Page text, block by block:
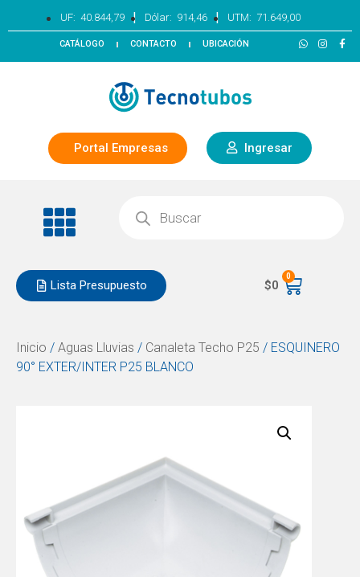
UF: 40.844,79 | Dólar: 914,46 | UTM: 71.649,00
CATÁLOGO CONTACTO UBICACIÓN
Portal Empresas Ingresar
Lista Presupuesto $0
0
Inicio / Aguas Lluvias / Canaleta Techo P25 / ESQUINERO
90° EXTER/INTER P25 BLANCO